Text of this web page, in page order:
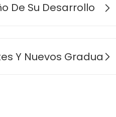
De Su Desarrollo
Y Nuevos Graduados